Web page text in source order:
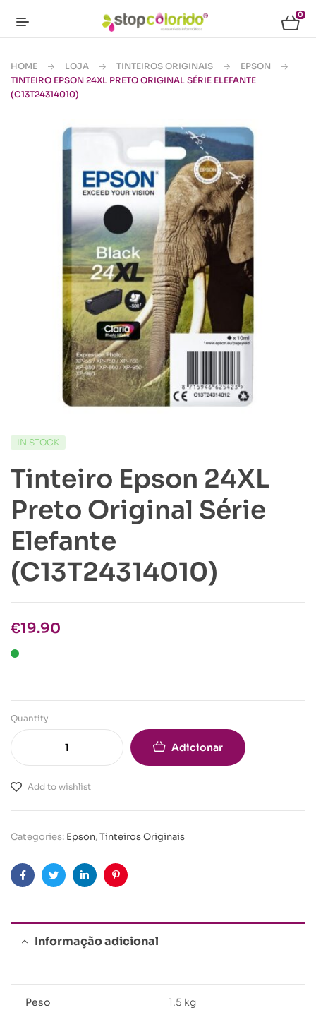
0
HOME LOJA TINTEIROS ORIGINAIS
EPSON
TINTEIRO EPSON 24XL PRETO ORIGINAL SÉRIE ELEFANTE
(C13T24314010)
IN STOCK
Tinteiro Epson 24XL
Preto Original Série
Elefante
(C13T24314010)
€19.90
Quantity
Adicionar
Add to wishlist
Categories: Epson,Tinteiros Originais
FacebookTwitterLinkedinPinterest
Informação adicional
Peso 1.5 kg